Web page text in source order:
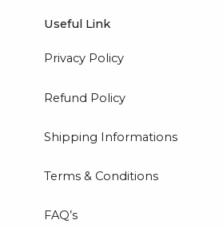
Useful Link
Privacy Policy
Refund Policy
Shipping Informations
Terms & Conditions
FAQ’s